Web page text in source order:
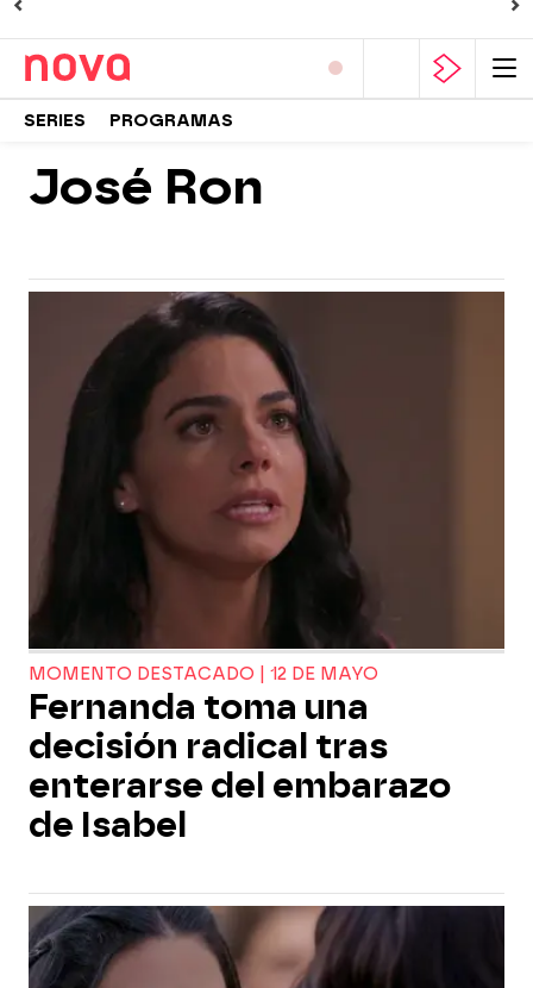
SERIES PROGRAMAS
José Ron
MOMENTO DESTACADO | 12 DE MAYO
Fernanda toma una
decisión radical tras
enterarse del embarazo
de Isabel